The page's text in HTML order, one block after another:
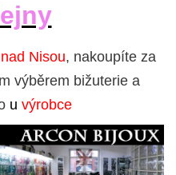
Nisou, nakoupíte za
výběrem bižuterie a
u výrobce